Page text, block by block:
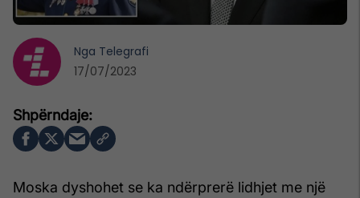
Moska dyshohet se ka ndërprerë lidhjet me një
Nga Telegrafi
17/07/2023